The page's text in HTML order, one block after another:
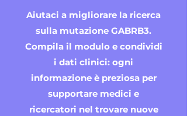
Aiutaci a migliorare la ricerca
sulla mutazione GABRB3.
Compila il modulo e condividi
i dati clinici: ogni
informazione è preziosa per
supportare medici e
ricercatori nel trovare nuove